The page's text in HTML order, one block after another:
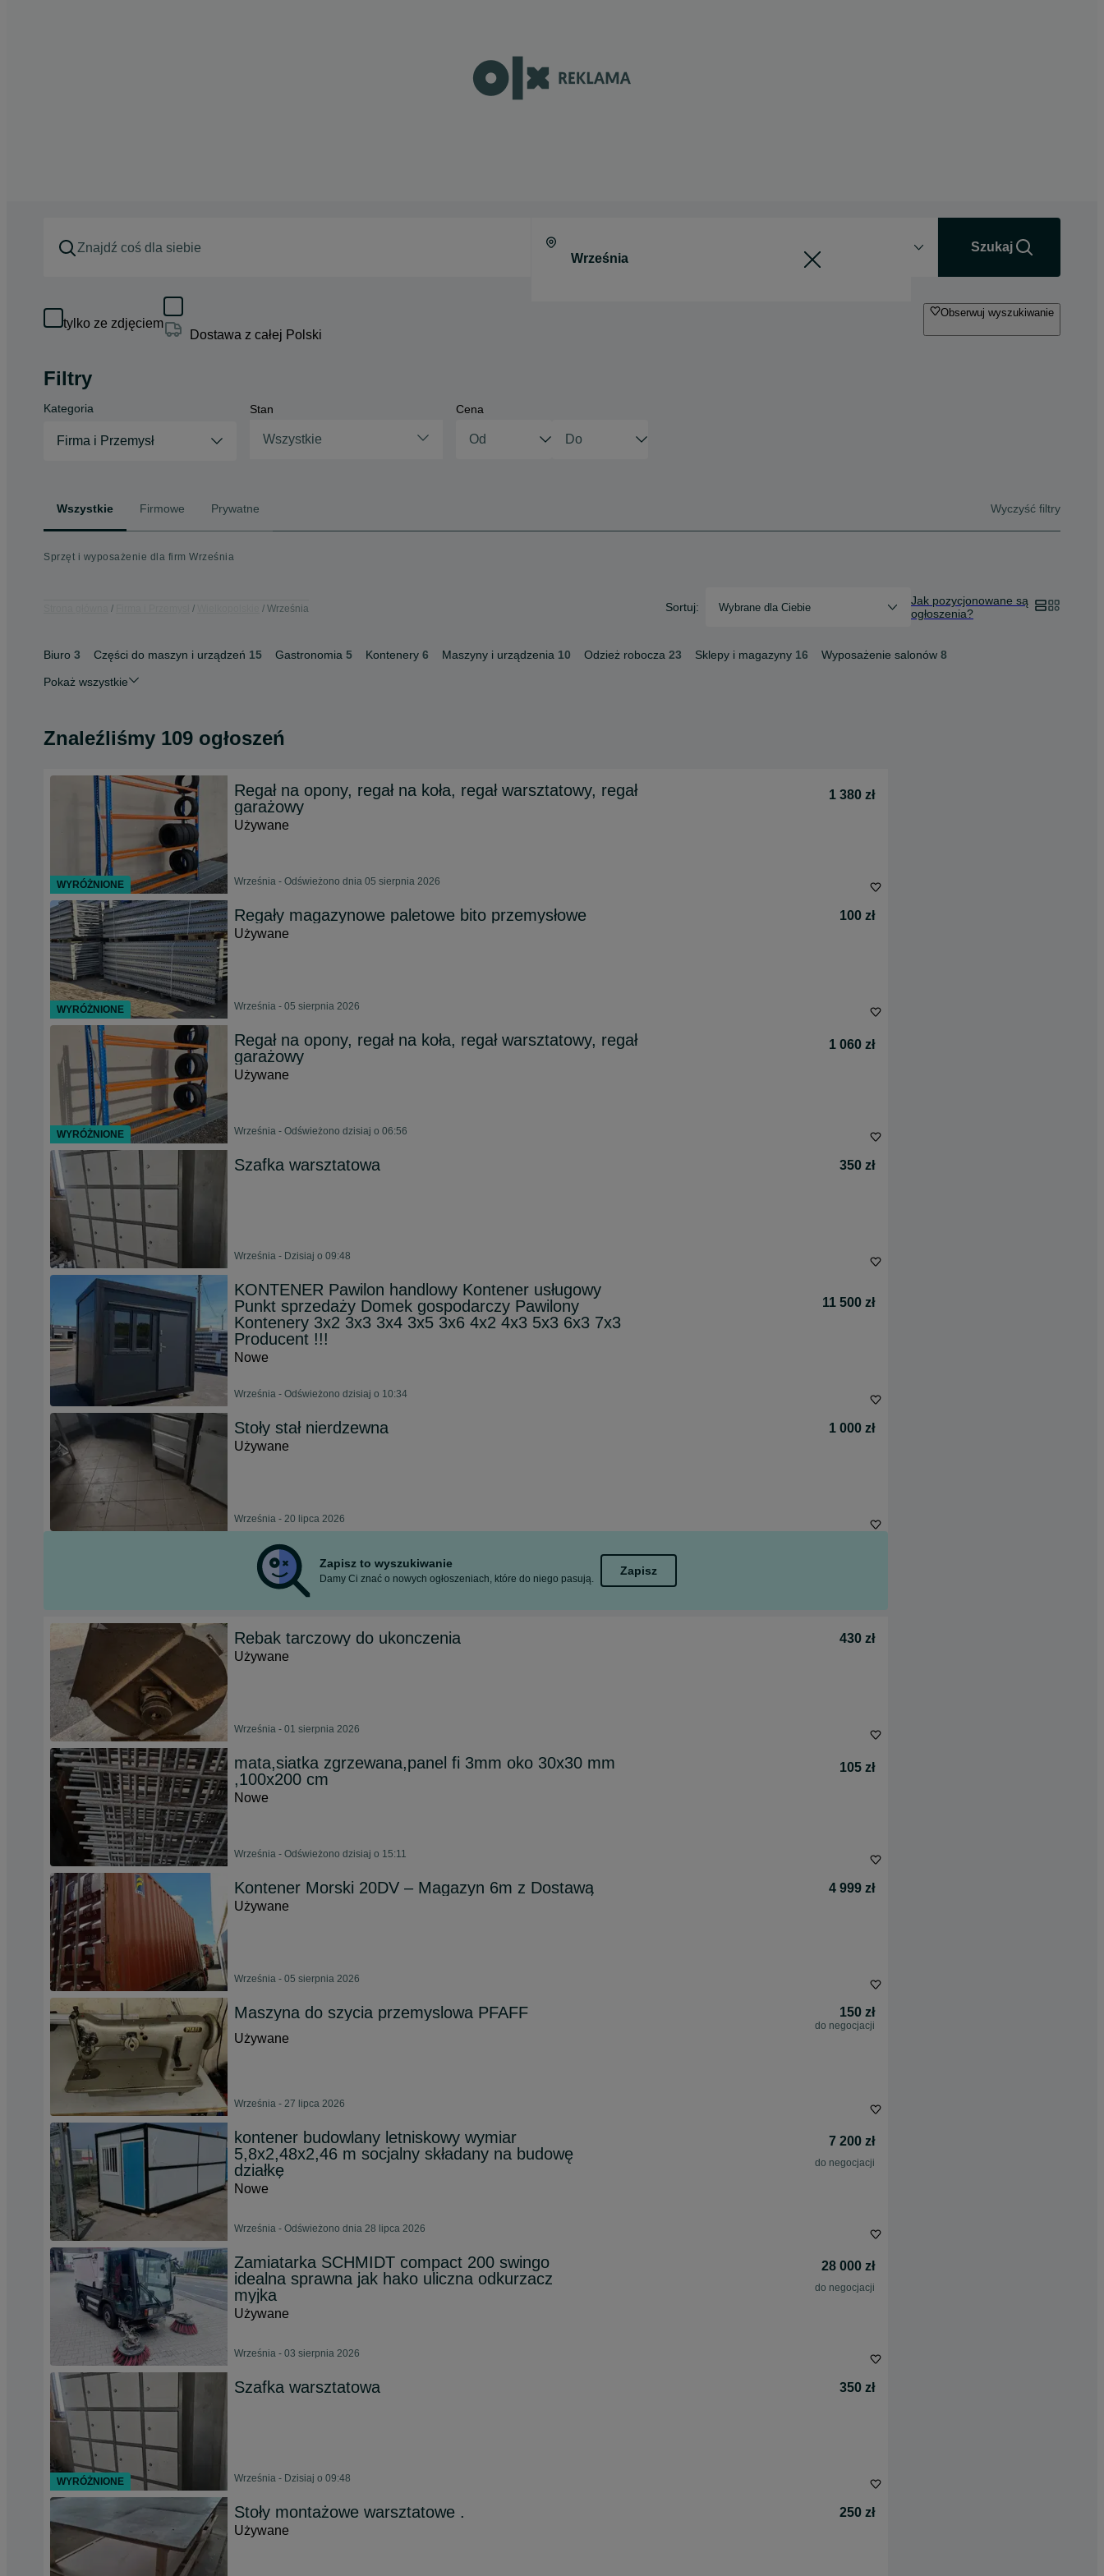
Szukaj
tylko ze zdjęciem
Dostawa z całej Polski
Obserwuj wyszukiwanie
Filtry
Kategoria
Firma i Przemysł
Stan
Wszystkie
Cena
Wszystkie Firmowe Prywatne Wyczyść filtry
Sprzęt i wyposażenie dla firm Września
Września Sortuj: Wybrane dla Ciebie
Jak pozycjonowane są
ogłoszenia?
Biuro 3 Części do maszyn i urządzeń 15 Gastronomia 5 Kontenery 6 Maszyny i urządzenia 10 Odzież robocza 23 Sklepy i magazyny 16 Wyposażenie salonów 8
Pokaż wszystkie
Znaleźliśmy 109 ogłoszeń
Regał na opony, regał na koła, regał warsztatowy, regał
garażowy
1 380 zł
Używane
Września - Odświeżono dnia 05 sierpnia 2026
Regały magazynowe paletowe bito przemysłowe
100 zł
Używane
Września - 05 sierpnia 2026
Regał na opony, regał na koła, regał warsztatowy, regał
garażowy
1 060 zł
Używane
Września - Odświeżono dzisiaj o 06:56
Szafka warsztatowa 350 zł
Września - Dzisiaj o 09:48
KONTENER Pawilon handlowy Kontener usługowy
Punkt sprzedaży Domek gospodarczy Pawilony
Kontenery 3x2 3x3 3x4 3x5 3x6 4x2 4x3 5x3 6x3 7x3
Producent !!!
11 500 zł
Nowe
Września - Odświeżono dzisiaj o 10:34
Stoły stał nierdzewna
1 000 zł
Używane
Września - 20 lipca 2026
Zapisz to wyszukiwanie
Damy Ci znać o nowych ogłoszeniach, które do niego pasują.
Zapisz
Rebak tarczowy do ukonczenia
430 zł
Używane
Września - 01 sierpnia 2026
mata,siatka zgrzewana,panel fi 3mm oko 30x30 mm
,100x200 cm
105 zł
Nowe
Września - Odświeżono dzisiaj o 15:11
Kontener Morski 20DV – Magazyn 6m z Dostawą
4 999 zł
Używane
Września - 05 sierpnia 2026
Maszyna do szycia przemyslowa PFAFF 150 zł
do negocjacji
Używane
Września - 27 lipca 2026
kontener budowlany letniskowy wymiar
5,8x2,48x2,46 m socjalny składany na budowę
działkę
7 200 zł
do negocjacji
Nowe
Września - Odświeżono dnia 28 lipca 2026
Zamiatarka SCHMIDT compact 200 swingo
idealna sprawna jak hako uliczna odkurzacz
myjka
28 000 zł
do negocjacji
Używane
Września - 03 sierpnia 2026
Szafka warsztatowa 350 zł
Września - Dzisiaj o 09:48
Stoły montażowe warsztatowe .
250 zł
Używane
WYRÓŻNIONE
WYRÓŻNIONE
WYRÓŻNIONE
WYRÓŻNIONE